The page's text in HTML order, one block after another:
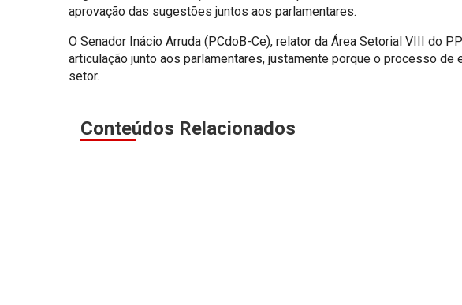
aprovação das sugestões juntos aos parlamentares.
O Senador Inácio Arruda (PCdoB-Ce), relator da Área Setorial VIII do
articulação junto aos parlamentares, justamente porque o processo
setor.
Conteúdos Relacionados